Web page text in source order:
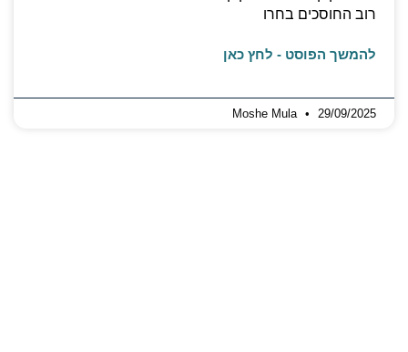
רוב החוסכים בחרו
להמשך הפוסט - לחץ כאן
Moshe Mula 29/09/2025